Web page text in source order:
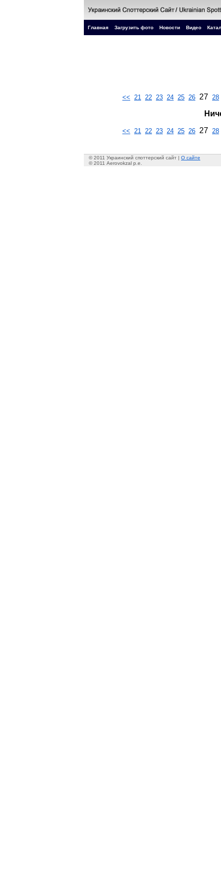
Главная Загрузить фото Новости Видео
<< 21 22 23 24 25 26 27 28
<< 21 22 23 24 25 26 27 28
© 2011 Украинский споттерский сайт | О сайте
© 2011 Aerovokzal p.e.